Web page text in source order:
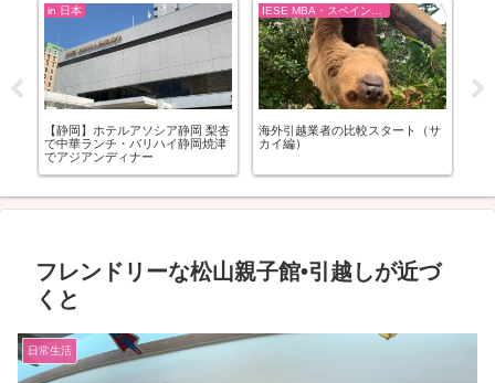
in 日本
【静岡】ホテルアソシア静岡 梨杏
で中華ランチ・バリハイ静岡焼津
でアジアンディナー
海外引越業者の比較スタート（サ
カイ編）
フレンドリーな松山親子館•引越しが近づ
くと
日常生活